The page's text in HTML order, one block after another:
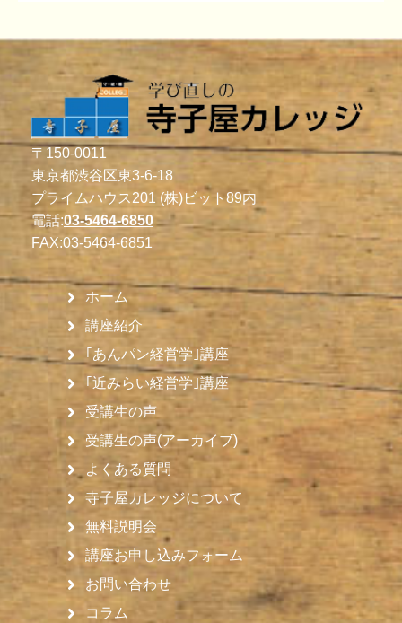
〒150-0011
東京都渋谷区東3-6-18
プライムハウス201 (株)ビット89内
電話:03-5464-6850
FAX:03-5464-6851
ホーム
講座紹介
｢あんパン経営学｣講座
｢近みらい経営学｣講座
受講生の声
受講生の声(アーカイブ)
よくある質問
寺子屋カレッジについて
無料説明会
講座お申し込みフォーム
お問い合わせ
コラム